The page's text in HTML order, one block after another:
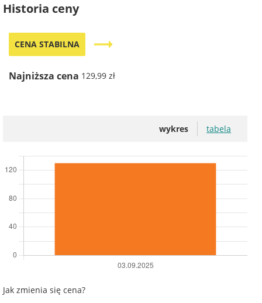
Historia ceny
CENA STABILNA trending_flat
Najniższa cena 129,99 zł
wykres tabela
Jak zmienia się cena?